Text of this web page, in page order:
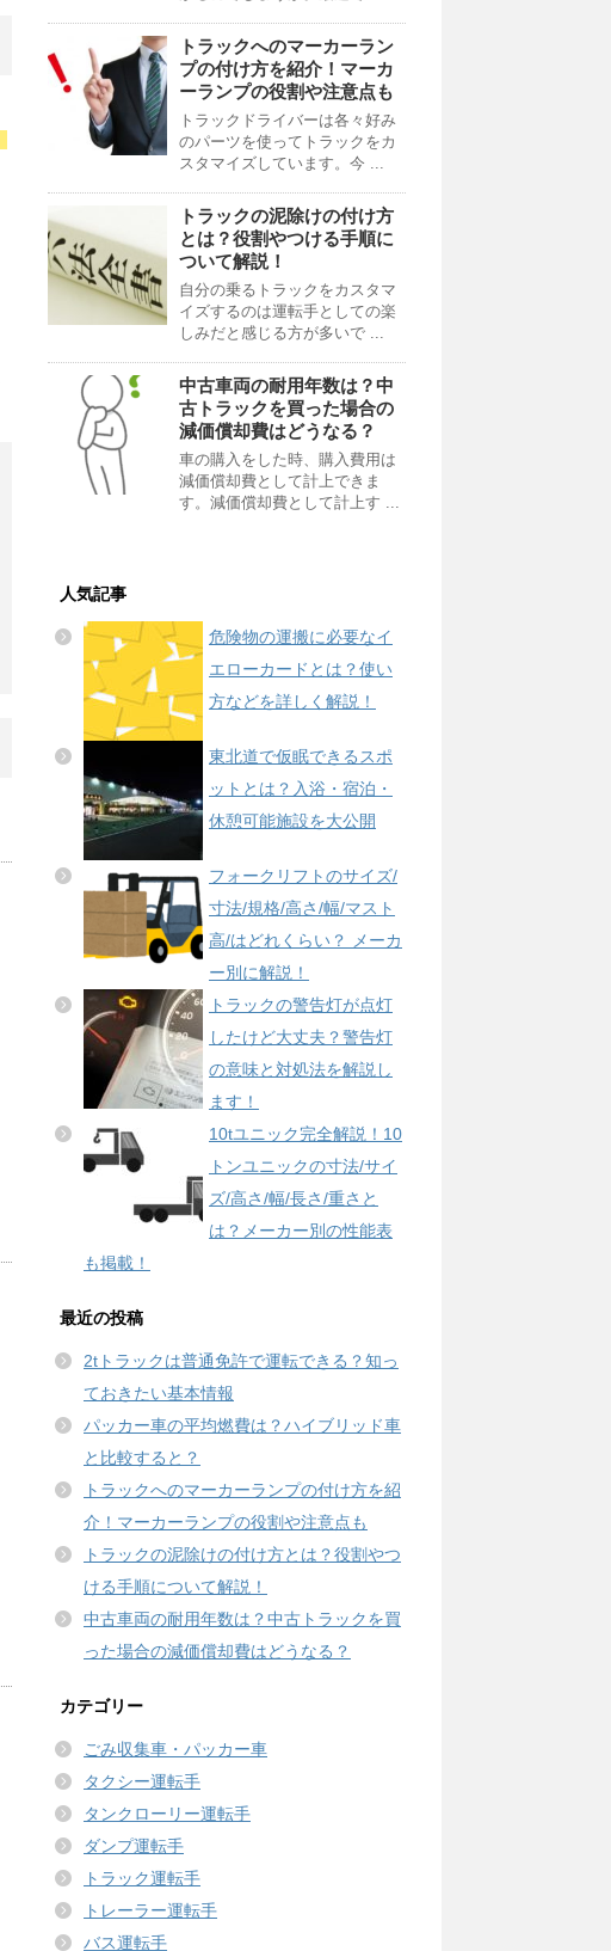
トラックへのマーカーラン
プの付け方を紹介！マーカ
ーランプの役割や注意点も
トラックドライバーは各々好み
のパーツを使ってトラックをカ
スタマイズしています。今 ...
トラックの泥除けの付け方
とは？役割やつける手順に
ついて解説！
自分の乗るトラックをカスタマ
イズするのは運転手としての楽
しみだと感じる方が多いで ...
中古車両の耐用年数は？中
古トラックを買った場合の
減価償却費はどうなる？
車の購入をした時、購入費用は
減価償却費として計上できま
す。減価償却費として計上す ...
人気記事
危険物の運搬に必要なイ
エローカードとは？使い
方などを詳しく解説！
東北道で仮眠できるスポ
ットとは？入浴・宿泊・
休憩可能施設を大公開
フォークリフトのサイズ/
寸法/規格/高さ/幅/マスト
高/はどれくらい？ メーカ
ー別に解説！
トラックの警告灯が点灯
したけど大丈夫？警告灯
の意味と対処法を解説し
ます！
10tユニック完全解説！10
トンユニックの寸法/サイ
ズ/高さ/幅/長さ/重さと
は？メーカー別の性能表
も掲載！
最近の投稿
2tトラックは普通免許で運転できる？知っ
ておきたい基本情報
パッカー車の平均燃費は？ハイブリッド車
と比較すると？
トラックへのマーカーランプの付け方を紹
介！マーカーランプの役割や注意点も
トラックの泥除けの付け方とは？役割やつ
ける手順について解説！
中古車両の耐用年数は？中古トラックを買
った場合の減価償却費はどうなる？
カテゴリー
ごみ収集車・パッカー車
タクシー運転手
タンクローリー運転手
ダンプ運転手
トラック運転手
トレーラー運転手
バス運転手